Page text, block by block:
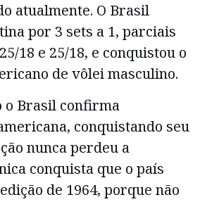
atualmente. O Brasil
por 3 sets a 1, parciais
18 e 25/18, e conquistou o
de vôlei masculino.
o Brasil confirma
conquistando seu
nunca perdeu a
conquista que o país
de 1964, porque não